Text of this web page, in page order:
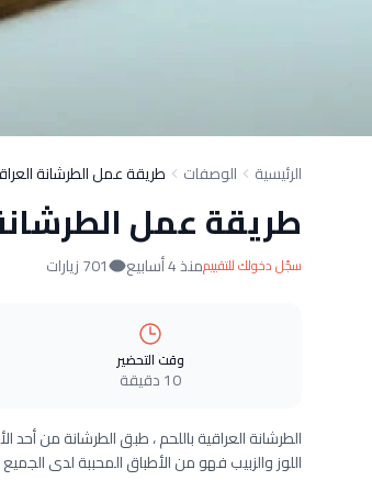
الرئيسية الوصفات طريقة عمل الطرشانة
طريقة عمل
سجّل دخولك للتقييممنذ 4 أسابيع 701 زيارات
وقت التحضير
10 دقيقة
الطرشانة العراقية باللحم ، طبق الطرشانة من
اللوز والزبيب فهو من الأطباق المحببة لدى